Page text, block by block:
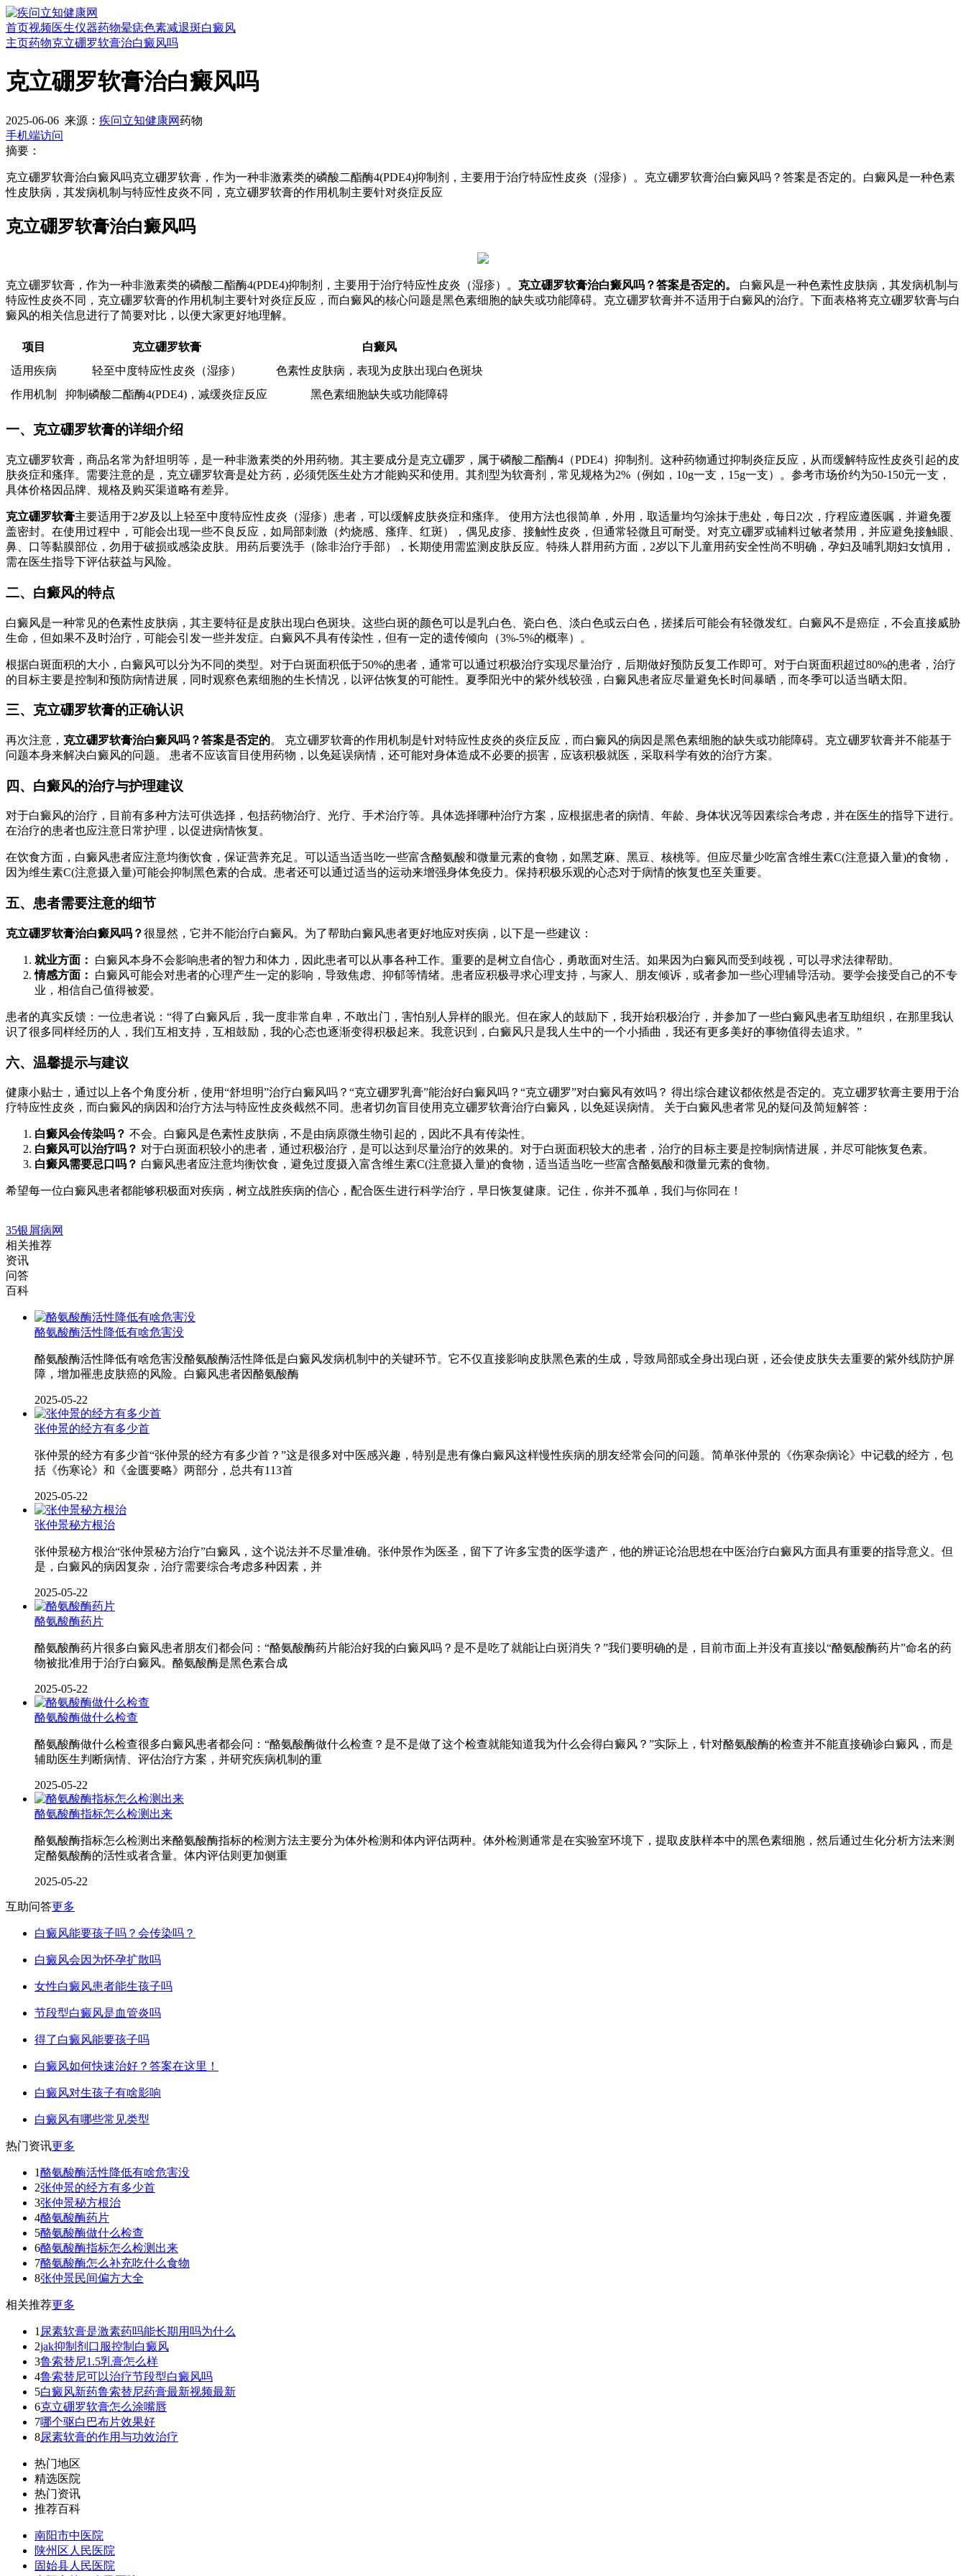
首页视频医生仪器药物晕痣色素减退斑白癜风
主页药物克立硼罗软膏治白癜风吗
克立硼罗软膏治白癜风吗
2025-06-06 来源： 疾问立知健康网药物
手机端访问
摘要：
克立硼罗软膏治白癜风吗克立硼罗软膏，作为一种非激素类的磷酸二酯酶4(PDE4)抑制剂，主要用于治疗特应性皮炎（湿疹）。克立硼罗软膏治白癜风吗？答案是否定的。白癜风是一种色素
性皮肤病，其发病机制与特应性皮炎不同，克立硼罗软膏的作用机制主要针对炎症反应
克立硼罗软膏治白癜风吗
克立硼罗软膏，作为一种非激素类的磷酸二酯酶4(PDE4)抑制剂，主要用于治疗特应性皮炎（湿疹）。 克立硼罗软膏治白癜风吗？答案是否定的。
白癜风是一种色素性皮肤病，其发病机制与
特应性皮炎不同，克立硼罗软膏的作用机制主要针对炎症反应，而白癜风的核心问题是黑色素细胞的缺失或功能障碍。克立硼罗软膏并不适用于白癜风的治疗。下面表格将克立硼罗软膏与白
癜风的相关信息进行了简要对比，以便大家更好地理解。
项目 克立硼罗软膏
白癜风
适用疾病
轻至中度特应性皮炎（湿疹）
色素性皮肤病，表现为皮肤出现白色斑块
作用机制
抑制磷酸二酯酶4(PDE4)，减缓炎症反应 黑色素细胞缺失或功能障碍
一、克立硼罗软膏的详细介绍
克立硼罗软膏，商品名常为舒坦明等，是一种非激素类的外用药物。其主要成分是克立硼罗，属于磷酸二酯酶4（PDE4）抑制剂。这种药物通过抑制炎症反应，从而缓解特应性皮炎引起的皮
肤炎症和瘙痒。需要注意的是，克立硼罗软膏是处方药，必须凭医生处方才能购买和使用。其剂型为软膏剂，常见规格为2%（例如，10g一支，15g一支）。参考市场价约为50-150元一支，
具体价格因品牌、规格及购买渠道略有差异。
克立硼罗软膏主要适用于2岁及以上轻至中度特应性皮炎（湿疹）患者，可以缓解皮肤炎症和瘙痒。 使用方法也很简单，外用，取适量均匀涂抹于患处，每日2次，疗程应遵医嘱，并避免覆
盖密封。在使用过程中，可能会出现一些不良反应，如局部刺激（灼烧感、瘙痒、红斑），偶见皮疹、接触性皮炎，但通常轻微且可耐受。对克立硼罗或辅料过敏者禁用，并应避免接触眼、
鼻、口等黏膜部位，勿用于破损或感染皮肤。用药后要洗手（除非治疗手部），长期使用需监测皮肤反应。特殊人群用药方面，2岁以下儿童用药安全性尚不明确，孕妇及哺乳期妇女慎用，
需在医生指导下评估获益与风险。
二、白癜风的特点
白癜风是一种常见的色素性皮肤病，其主要特征是皮肤出现白色斑块。这些白斑的颜色可以是乳白色、瓷白色、淡白色或云白色，搓揉后可能会有轻微发红。白癜风不是癌症，不会直接威胁
生命，但如果不及时治疗，可能会引发一些并发症。白癜风不具有传染性，但有一定的遗传倾向（3%-5%的概率）。
根据白斑面积的大小，白癜风可以分为不同的类型。对于白斑面积低于50%的患者，通常可以通过积极治疗实现尽量治疗，后期做好预防反复工作即可。对于白斑面积超过80%的患者，治疗
的目标主要是控制和预防病情进展，同时观察色素细胞的生长情况，以评估恢复的可能性。夏季阳光中的紫外线较强，白癜风患者应尽量避免长时间暴晒，而冬季可以适当晒太阳。
三、克立硼罗软膏的正确认识
再次注意， 克立硼罗软膏治白癜风吗？答案是否定的。 克立硼罗软膏的作用机制是针对特应性皮炎的炎症反应，而白癜风的病因是黑色素细胞的缺失或功能障碍。克立硼罗软膏并不能基于
问题本身来解决白癜风的问题。 患者不应该盲目使用药物，以免延误病情，还可能对身体造成不必要的损害，应该积极就医，采取科学有效的治疗方案。
四、白癜风的治疗与护理建议
对于白癜风的治疗，目前有多种方法可供选择，包括药物治疗、光疗、手术治疗等。具体选择哪种治疗方案，应根据患者的病情、年龄、身体状况等因素综合考虑，并在医生的指导下进行。
在治疗的患者也应注意日常护理，以促进病情恢复。
在饮食方面，白癜风患者应注意均衡饮食，保证营养充足。可以适当适当吃一些富含酪氨酸和微量元素的食物，如黑芝麻、黑豆、核桃等。但应尽量少吃富含维生素C(注意摄入量)的食物，
因为维生素C(注意摄入量)可能会抑制黑色素的合成。患者还可以通过适当的运动来增强身体免疫力。保持积极乐观的心态对于病情的恢复也至关重要。
五、患者需要注意的细节
克立硼罗软膏治白癜风吗？很显然，它并不能治疗白癜风。为了帮助白癜风患者更好地应对疾病，以下是一些建议：
就业方面：
白癜风本身不会影响患者的智力和体力，因此患者可以从事各种工作。重要的是树立自信心，勇敢面对生活。如果因为白癜风而受到歧视，可以寻求法律帮助。
情感方面：
白癜风可能会对患者的心理产生一定的影响，导致焦虑、抑郁等情绪。患者应积极寻求心理支持，与家人、朋友倾诉，或者参加一些心理辅导活动。要学会接受自己的不专
业，相信自己值得被爱。
患者的真实反馈：一位患者说：“得了白癜风后，我一度非常自卑，不敢出门，害怕别人异样的眼光。但在家人的鼓励下，我开始积极治疗，并参加了一些白癜风患者互助组织，在那里我认
识了很多同样经历的人，我们互相支持，互相鼓励，我的心态也逐渐变得积极起来。我意识到，白癜风只是我人生中的一个小插曲，我还有更多美好的事物值得去追求。”
六、温馨提示与建议
健康小贴士，通过以上各个角度分析，使用“舒坦明”治疗白癜风吗？“克立硼罗乳膏”能治好白癜风吗？“克立硼罗”对白癜风有效吗？ 得出综合建议都依然是否定的。克立硼罗软膏主要用于治
疗特应性皮炎，而白癜风的病因和治疗方法与特应性皮炎截然不同。患者切勿盲目使用克立硼罗软膏治疗白癜风，以免延误病情。 关于白癜风患者常见的疑问及简短解答：
白癜风会传染吗？ 不会。白癜风是色素性皮肤病，不是由病原微生物引起的，因此不具有传染性。
白癜风可以治疗吗？ 对于白斑面积较小的患者，通过积极治疗，是可以达到尽量治疗的效果的。对于白斑面积较大的患者，治疗的目标主要是控制病情进展，并尽可能恢复色素。
白癜风需要忌口吗？ 白癜风患者应注意均衡饮食，避免过度摄入富含维生素C(注意摄入量)的食物，适当适当吃一些富含酪氨酸和微量元素的食物。
希望每一位白癜风患者都能够积极面对疾病，树立战胜疾病的信心，配合医生进行科学治疗，早日恢复健康。记住，你并不孤单，我们与你同在！
35银屑病网
相关推荐
资讯
问答
百科
酪氨酸酶活性降低有啥危害没
酪氨酸酶活性降低有啥危害没酪氨酸酶活性降低是白癜风发病机制中的关键环节。它不仅直接影响皮肤黑色素的生成，导致局部或全身出现白斑，还会使皮肤失去重要的紫外线防护屏
障，增加罹患皮肤癌的风险。白癜风患者因酪氨酸酶
2025-05-22
张仲景的经方有多少首
张仲景的经方有多少首“张仲景的经方有多少首？”这是很多对中医感兴趣，特别是患有像白癜风这样慢性疾病的朋友经常会问的问题。简单张仲景的《伤寒杂病论》中记载的经方，包
括《伤寒论》和《金匮要略》两部分，总共有113首
2025-05-22
张仲景秘方根治
张仲景秘方根治“张仲景秘方治疗”白癜风，这个说法并不尽量准确。张仲景作为医圣，留下了许多宝贵的医学遗产，他的辨证论治思想在中医治疗白癜风方面具有重要的指导意义。但
是，白癜风的病因复杂，治疗需要综合考虑多种因素，并
2025-05-22
酪氨酸酶药片
酪氨酸酶药片很多白癜风患者朋友们都会问：“酪氨酸酶药片能治好我的白癜风吗？是不是吃了就能让白斑消失？”我们要明确的是，目前市面上并没有直接以“酪氨酸酶药片”命名的药
物被批准用于治疗白癜风。酪氨酸酶是黑色素合成
2025-05-22
酪氨酸酶做什么检查
酪氨酸酶做什么检查很多白癜风患者都会问：“酪氨酸酶做什么检查？是不是做了这个检查就能知道我为什么会得白癜风？”实际上，针对酪氨酸酶的检查并不能直接确诊白癜风，而是
辅助医生判断病情、评估治疗方案，并研究疾病机制的重
2025-05-22
酪氨酸酶指标怎么检测出来
酪氨酸酶指标怎么检测出来酪氨酸酶指标的检测方法主要分为体外检测和体内评估两种。体外检测通常是在实验室环境下，提取皮肤样本中的黑色素细胞，然后通过生化分析方法来测
定酪氨酸酶的活性或者含量。体内评估则更加侧重
2025-05-22
互助问答更多
白癜风能要孩子吗？会传染吗？
白癜风会因为怀孕扩散吗
女性白癜风患者能生孩子吗
节段型白癜风是血管炎吗
得了白癜风能要孩子吗
白癜风如何快速治好？答案在这里！
白癜风对生孩子有啥影响
白癜风有哪些常见类型
热门资讯更多
1酪氨酸酶活性降低有啥危害没
2张仲景的经方有多少首
3张仲景秘方根治
4酪氨酸酶药片
5酪氨酸酶做什么检查
6酪氨酸酶指标怎么检测出来
7酪氨酸酶怎么补充吃什么食物
8张仲景民间偏方大全
相关推荐更多
1 尿素软膏是激素药吗能长期用吗为什么
2jak抑制剂口服控制白癜风
3鲁索替尼1.5乳膏怎么样
4鲁索替尼可以治疗节段型白癜风吗
5白癜风新药鲁索替尼药膏最新视频最新
6克立硼罗软膏怎么涂嘴唇
7哪个驱白巴布片效果好
8尿素软膏的作用与功效治疗
热门地区
精选医院
热门资讯
推荐百科
南阳市中医院
陕州区人民医院
固始县人民医院